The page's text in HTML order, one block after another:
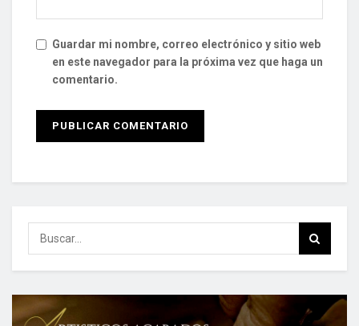
Guardar mi nombre, correo electrónico y sitio web
en este navegador para la próxima vez que haga un
comentario.